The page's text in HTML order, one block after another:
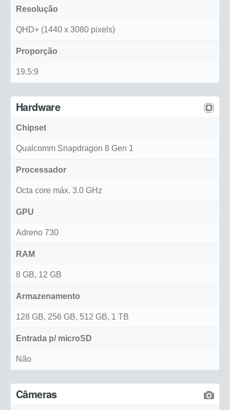
Resolução
QHD+ (1440 x 3080 pixels)
Proporção
19.5:9
Hardware
Chipset
Qualcomm Snapdragon 8 Gen 1
Processador
Octa core máx. 3.0 GHz
GPU
Adreno 730
RAM
8 GB, 12 GB
Armazenamento
128 GB, 256 GB, 512 GB, 1 TB
Entrada p/ microSD
Não
Câmeras